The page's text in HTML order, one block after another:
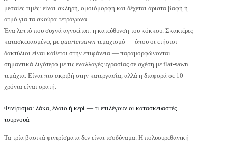
μεσαίες τιμές: είναι σκληρή, ομοιόμορφη και δέχεται άριστα βαφή ή
ατμό για τα σκούρα τετράγωνα.
Ένα λεπτό που συχνά αγνοείται: η κατεύθυνση του κόκκου. Σκακιέρες
κατασκευασμένες με quartersawn τεμαχισμό — όπου οι ετήσιοι
δακτύλιοι είναι κάθετοι στην επιφάνεια — παραμορφώνονται
σημαντικά λιγότερο με τις εναλλαγές υγρασίας σε σχέση με flat-sawn
τεμάχια. Είναι πιο ακριβή στην κατεργασία, αλλά η διαφορά σε 10
χρόνια είναι ορατή.
Φινίρισμα: λάκα, έλαιο ή κερί — τι επιλέγουν οι κατασκευαστές
τουρνουά
Τα τρία βασικά φινιρίσματα δεν είναι ισοδύναμα. Η πολυουρεθανική